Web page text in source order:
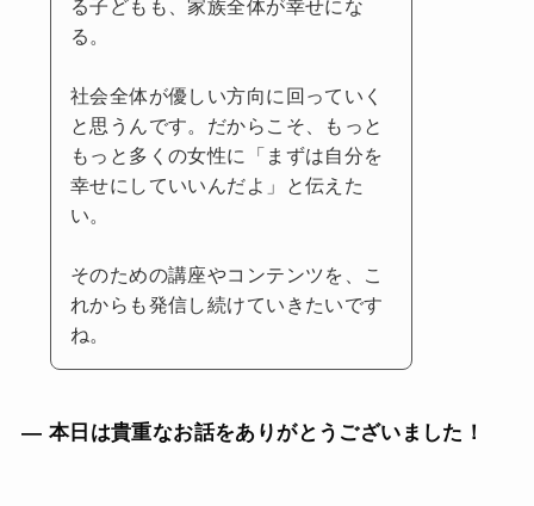
る子どもも、家族全体が幸せにな
る。
社会全体が優しい方向に回っていく
と思うんです。だからこそ、もっと
もっと多くの女性に「まずは自分を
幸せにしていいんだよ」と伝えた
い。
そのための講座やコンテンツを、こ
れからも発信し続けていきたいです
ね。
— 本日は貴重なお話をありがとうございました！